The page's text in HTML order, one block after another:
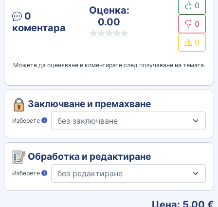
0
коментара
Оценка:
0.00
0
0
0
Можете да оценяване и коментирате след получаване на темата.
Заключване и премахване
Изберете
Обработка и редактиране
Изберете
Цена: 5.00 €